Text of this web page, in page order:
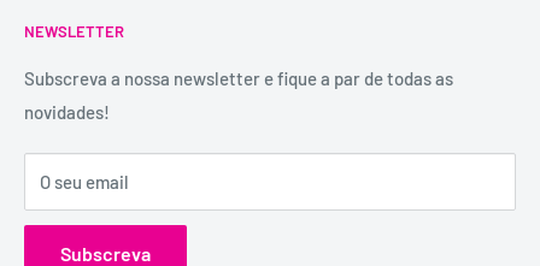
É uma marca registada, tem mais de 29 anos de
aconselhamento e atendimento personalizados e
Visita o Blog de Sexo e Amor da Erosfarma.
Trocas e Devoluções
Política de Privacidade
Contactos
Catálogos
NEWSLETTER
Subscreva a nossa newsletter e fique a par de todas as
novidades!
O seu email
Subscreva